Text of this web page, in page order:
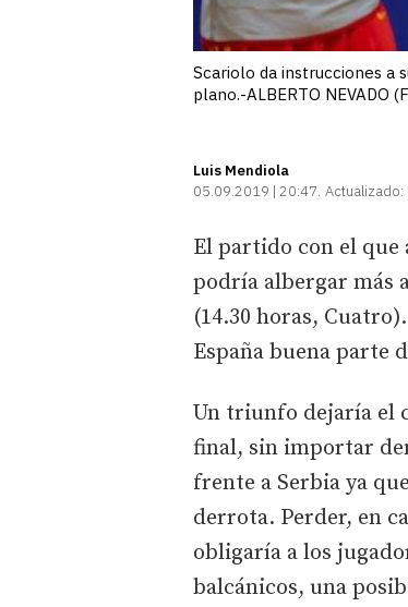
Scariolo da instrucciones a
plano.-ALBERTO NEVADO
Luis Mendiola
05.09.2019 | 20:47 Actualizado:
El partido con el que
podría albergar más
(14.30 horas,
España buena parte
Un triunfo dejaría el
final, sin importar
frente a Serbia ya
derrota. Perder, en
obligaría a los
balcánicos, una